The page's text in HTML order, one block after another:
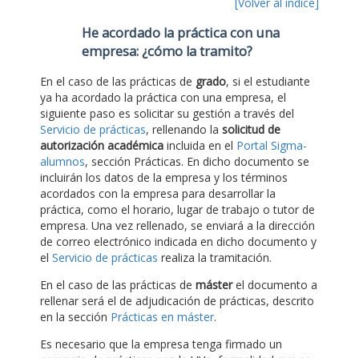
He acordado la práctica con una
empresa: ¿cómo la tramito?
En el caso de las prácticas de grado, si el estudiante
ya ha acordado la práctica con una empresa, el
siguiente paso es solicitar su gestión a través del
Servicio de prácticas, rellenando la solicitud de
autorización académica incluida en el Portal Sigma-
alumnos, sección Prácticas. En dicho documento se
incluirán los datos de la empresa y los términos
acordados con la empresa para desarrollar la
práctica, como el horario, lugar de trabajo o tutor de
empresa. Una vez rellenado, se enviará a la dirección
de correo electrónico indicada en dicho documento y
el Servicio de prácticas realiza la tramitación.
En el caso de las prácticas de másterel documento a
rellenar será el de adjudicación de prácticas, descrito
en la sección Prácticas en máster.
Es necesario que la empresa tenga firmado un